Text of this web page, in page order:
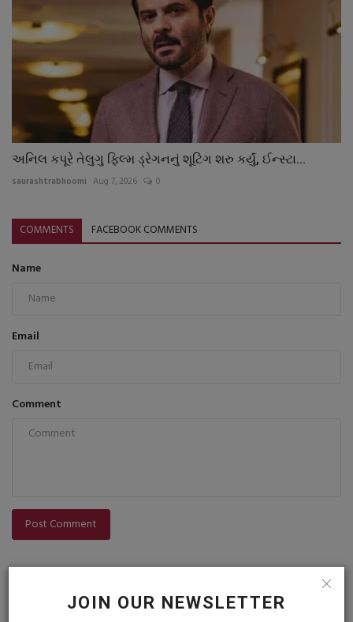
JOIN OUR NEWSLETTER
અનિલ કપૂરે તેલુગુ ફિલ્મ ડ્રેગનનું શૂટિંગ શરુ કર્યું, ઈન્સ્ટા...
saurashtrabhoomi Aug 7, 2026 0
COMMENTS FACEBOOK COMMENTS
Name
Email
Comment
Post Comment